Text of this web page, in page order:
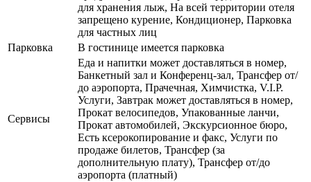
для хранения лыж, На всей территории отеля
запрещено курение, Кондиционер, Парковка
для частных лиц
Парковка
В гостинице имеется парковка
Сервисы
Еда и напитки может доставляться в номер,
Банкетный зал и Конференц-зал, Трансфер от/
до аэропорта, Прачечная, Химчистка, V.I.P.
Услуги, Завтрак может доставляться в номер,
Прокат велосипедов, Упакованные ланчи,
Прокат автомобилей, Экскурсионное бюро,
Есть ксерокопирование и факс, Услуги по
продаже билетов, Трансфер (за
дополнительную плату), Трансфер от/до
аэропорта (платный)